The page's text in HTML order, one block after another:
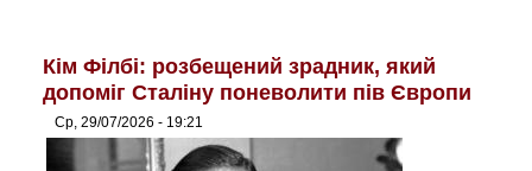
Кім Філбі: розбещений зрадник, який
допоміг Сталіну поневолити пів Європи
Ср, 29/07/2026 - 19:21